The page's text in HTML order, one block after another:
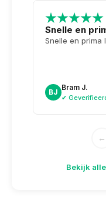
Snelle en
Snelle en prima
BJ
Bram J.
✔
←
Bekijk